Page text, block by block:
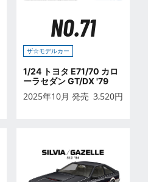
NO.71
ザ☆モデルカー
1/24 トヨタ E71/70 カロ
ーラセダン GT/DX '79
2025年10月 発売 3,520円